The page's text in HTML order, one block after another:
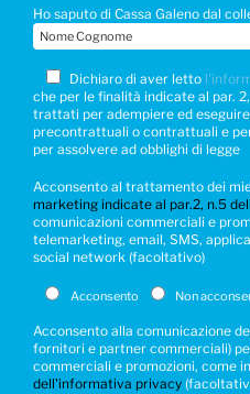
Ho saputo di Cassa Galeno dal
Dichiaro di aver letto
che per le finalità indicate al par.
trattati per adempiere ed
precontrattuali o contrattuali e
per assolvere ad obblighi di legge
Acconsento al trattamento dei
marketing indicate al par.2, n.5
comunicazioni commerciali e
telemarketing, email, SMS,
social network (facoltativo)
Acconsento Non
Acconsento alla comunicazione
fornitori e partner commerciali)
commerciali e promozioni, come
dell'informativa privacy